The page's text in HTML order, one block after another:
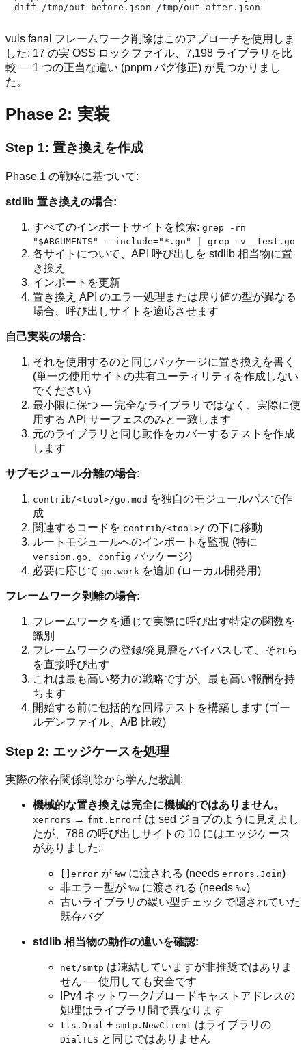
vuls fanal フレームワーク削除はこのアプローチを使用しま
した: 17 の実 OSS ロックファイル、7,198 ライブラリを比
較 — 1 つの正当な違い (pnpm バグ修正) が見つかりまし
た。
Phase 2: 実装
Step 1: 置き換えを作成
Phase 1 の戦略に基づいて:
stdlib 置き換えの場合:
すべてのインポートサイトを検索: grep -rn
"$ARGUMENTS" --include="*.go" | grep -v _test.go
各サイトについて、API 呼び出しを stdlib 相当物に置
き換え
インポートを更新
置き換え API のエラー処理または戻り値の型が異なる
場合、呼び出しサイトを適応させます
自己実装の場合:
それを使用するのと同じパッケージに置き換えを書く
(単一の使用サイトの共有ユーティリティを作成しない
でください)
最小限に保つ — 完全なライブラリではなく、実際に使
用する API サーフェスのみと一致します
元のライブラリと同じ動作をカバーするテストを作成
します
サブモジュール分離の場合:
contrib/<tool>/go.mod を独自のモジュールパスで作
成
関連するコードを contrib/<tool>/ の下に移動
ルートモジュールへのインポートを監視 (特に
version.go config パッケージ)
必要に応じて go.work を追加 (ローカル開発用)
フレームワーク剥離の場合:
フレームワークを通じて実際に呼び出す特定の関数を
識別
フレームワークの登録/発見層をバイパスして、それら
を直接呼び出す
これは最も高い努力の戦略ですが、最も高い報酬を持
ちます
開始する前に包括的な回帰テストを構築します (ゴー
ルデンファイル、A/B 比較)
Step 2: エッジケースを処理
実際の依存関係削除から学んだ教訓:
機械的な置き換えは完全に機械的ではありません。
xerrors → fmt.Errorf は sed ジョブのように見えまし
たが、788 の呼び出しサイトの 10 にはエッジケース
がありました:
[]error が %w に渡される (needs errors.Join)
非エラー型が %w に渡される (needs %v)
古いライブラリの緩い型チェックで隠されていた
既存バグ
stdlib 相当物の動作の違いを確認:
net/smtp は凍結していますが非推奨ではありま
せん — 使用しても安全です
IPv4 ネットワーク/ブロードキャストアドレスの
処理はライブラリ間で異なります
tls.Dial + smtp.NewClient はライブラリの
DialTLS と同じではありません